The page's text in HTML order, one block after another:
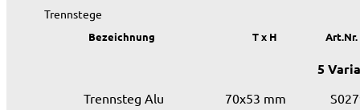
Trennstege
Bezeichnung T x H Art.Nr.
5
Trennsteg Alu 70x53 mm